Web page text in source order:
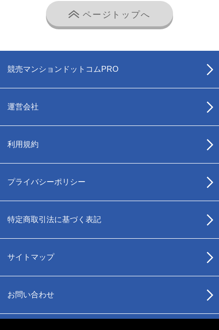
ページトップへ
競売マンションドットコムPRO
運営会社
利用規約
プライバシーポリシー
特定商取引法に基づく表記
サイトマップ
お問い合わせ